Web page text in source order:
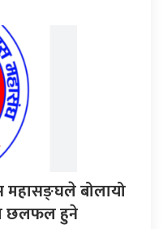
महासङ्घले बोलायो
छलफल हुने